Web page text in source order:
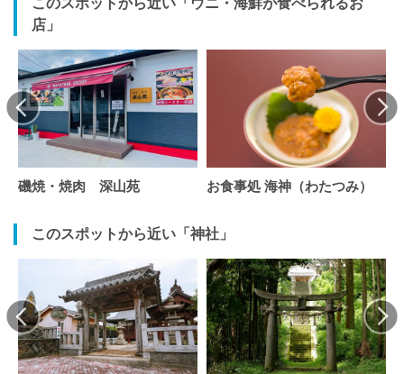
このスポットから近い「ウニ・海鮮が食べられるお
店」
磯焼・焼肉 深山苑 お食事処 海神（わたつみ）
このスポットから近い「神社」